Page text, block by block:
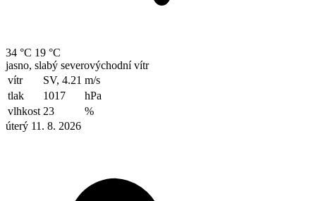
34 °C 19 °C
jasno, slabý severovýchodní vítr
vítr
SV, 4.21 m/s
tlak
1017
hPa
vlhkost 23
%
úterý 11. 8. 2026